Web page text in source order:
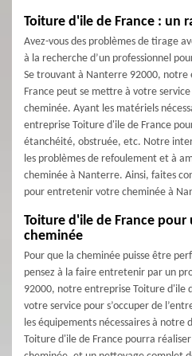
Toiture d'ile de France : un
Avez-vous des problèmes de tirage
à la recherche d’un professionnel
Se trouvant à Nanterre 92000, notre
France peut se mettre à votre
cheminée. Ayant les matériels
entreprise Toiture d'ile de France
étanchéité, obstruée, etc. Notre
les problèmes de refoulement et à
cheminée à Nanterre. Ainsi, faites
pour entretenir votre cheminée à
Toiture d'ile de France
cheminée
Pour que la cheminée puisse être
pensez à la faire entretenir par un
92000, notre entreprise Toiture d'ile
votre service pour s’occuper de
les équipements nécessaires à
Toiture d'ile de France pourra